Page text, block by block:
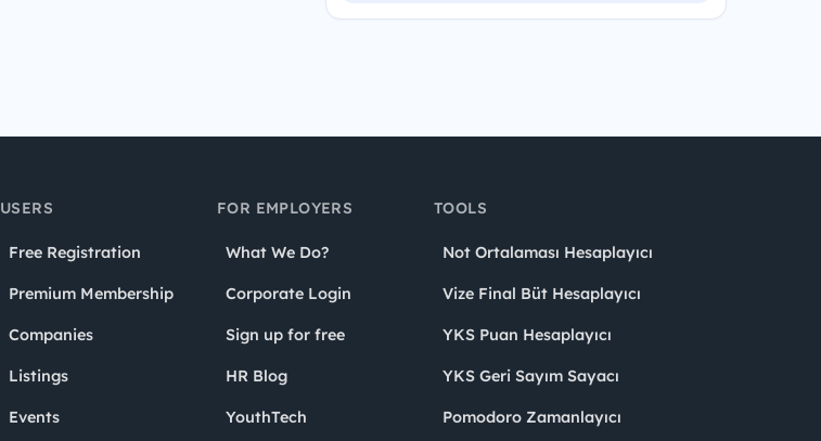
USERS
Free Registration
Premium Membership
Companies
Listings
Events
FOR EMPLOYERS
What We Do?
Corporate Login
Sign up for free
HR Blog
YouthTech
TOOLS
Not Ortalaması Hesaplayıcı
Vize Final Büt Hesaplayıcı
YKS Puan Hesaplayıcı
YKS Geri Sayım Sayacı
Pomodoro Zamanlayıcı